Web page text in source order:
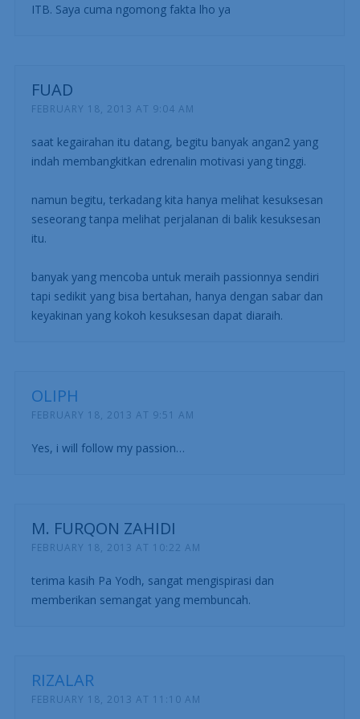
ITB. Saya cuma ngomong fakta lho ya
FUAD
FEBRUARY 18, 2013 AT 9:04 AM
saat kegairahan itu datang, begitu banyak angan2 yang
indah membangkitkan edrenalin motivasi yang tinggi.
namun begitu, terkadang kita hanya melihat kesuksesan
seseorang tanpa melihat perjalanan di balik kesuksesan
itu.
banyak yang mencoba untuk meraih passionnya sendiri
tapi sedikit yang bisa bertahan, hanya dengan sabar dan
keyakinan yang kokoh kesuksesan dapat diaraih.
OLIPH
FEBRUARY 18, 2013 AT 9:51 AM
Yes, i will follow my passion…
M. FURQON ZAHIDI
FEBRUARY 18, 2013 AT 10:22 AM
terima kasih Pa Yodh, sangat mengispirasi dan
memberikan semangat yang membuncah.
RIZALAR
FEBRUARY 18, 2013 AT 11:10 AM